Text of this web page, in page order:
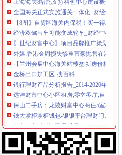
全国海关正式实施通关一体化_财经评论
【8图】自贸区海关内保税！买一得二【
经济双驾马车可能变成轮车_财经中心_中
〖世纪财富中心〗项目品牌推广策划案-
外媒:香港金周损失惨重富豪抛售在港房
【兰州会展中心海关站楼盘|新房价格信息
金桥出口加工区-搜百科
银行理财产品分析报告_2014-2020年中
远洋财富中心小区租房,零室零厅,自贸区
保山二手房：龙陵财富中心商住5室3厅4
钱大掌柜掌柜钱包-银银平台理财门户欢迎
财富中心_标签_网易财经
感谢毛哥选择美之信！---一份漂洋过海
亚洲大铁路集装箱中心站新增保税物流中
财经中间站_期-财经中间站:海关查获600